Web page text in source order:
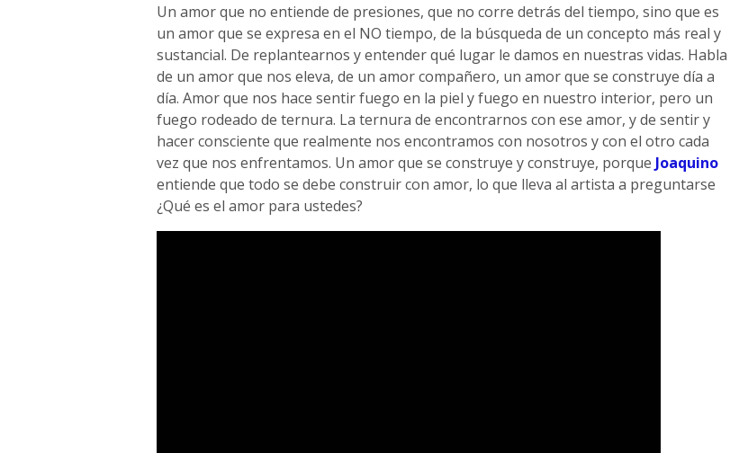
Un amor que no entiende de presiones, que no corre detrás del tiempo, sino que es
un amor que se expresa en el NO tiempo, de la búsqueda de un concepto más real y
sustancial. De replantearnos y entender qué lugar le damos en nuestras vidas. Habla
de un amor que nos eleva, de un amor compañero, un amor que se construye día a
día. Amor que nos hace sentir fuego en la piel y fuego en nuestro interior, pero un
fuego rodeado de ternura. La ternura de encontrarnos con ese amor, y de sentir y
hacer consciente que realmente nos encontramos con nosotros y con el otro cada
vez que nos enfrentamos. Un amor que se construye y construye, porque Joaquino
entiende que todo se debe construir con amor, lo que lleva al artista a preguntarse
¿Qué es el amor para ustedes?